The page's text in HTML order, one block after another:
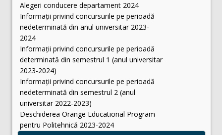
Alegeri conducere departament 2024
Informații privind concursurile pe perioadă
nedeterminată din anul universitar 2023-
2024
Informații privind concursurile pe perioadă
determinată din semestrul 1 (anul universitar
2023-2024)
Informații privind concursurile pe perioadă
nedeterminată din semestrul 2 (anul
universitar 2022-2023)
Deschiderea Orange Educational Program
pentru Politehnică 2023-2024